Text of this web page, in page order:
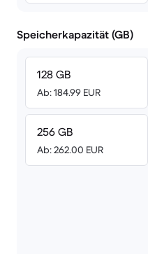
Speicherkapazität (GB)
128 GB
Ab: 184.99 EUR
256 GB
Ab: 262.00 EUR